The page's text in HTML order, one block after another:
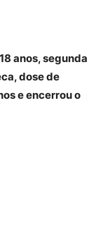
anos, segunda
dose de
e encerrou o